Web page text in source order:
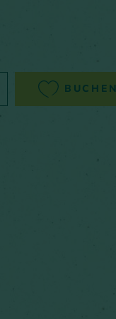
BUCHEN